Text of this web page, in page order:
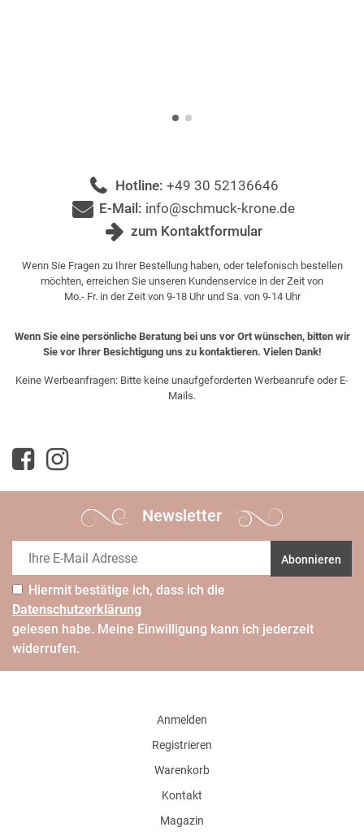
Hotline: +49 30 52136646
E-Mail: info@schmuck-krone.de
zum Kontaktformular
Wenn Sie Fragen zu Ihrer Bestellung haben, oder telefonisch bestellen
möchten, erreichen Sie unseren Kundenservice in der Zeit von
Mo.- Fr. in der Zeit von 9-18 Uhr und Sa. von 9-14 Uhr
Wenn Sie eine persönliche Beratung bei uns vor Ort wünschen, bitten wir
Sie vor Ihrer Besichtigung uns zu kontaktieren. Vielen Dank!
Keine Werbeanfragen: Bitte keine unaufgeforderten Werbeanrufe oder E-
Mails.
Newsletter
Abonnieren
Hiermit bestätige ich, dass ich die
Daten­schutz­erklärung
gelesen habe. Meine Einwilligung kann ich jederzeit
widerrufen.
Anmelden
Registrieren
Warenkorb
Kontakt
Magazin